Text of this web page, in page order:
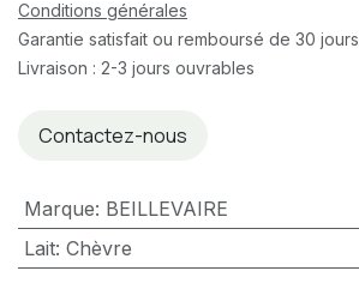
Conditions générales
Garantie satisfait ou remboursé de 30 jours
Livraison : 2-3 jours ouvrables
Contactez-nous
Marque: BEILLEVAIRE
Lait: Chèvre